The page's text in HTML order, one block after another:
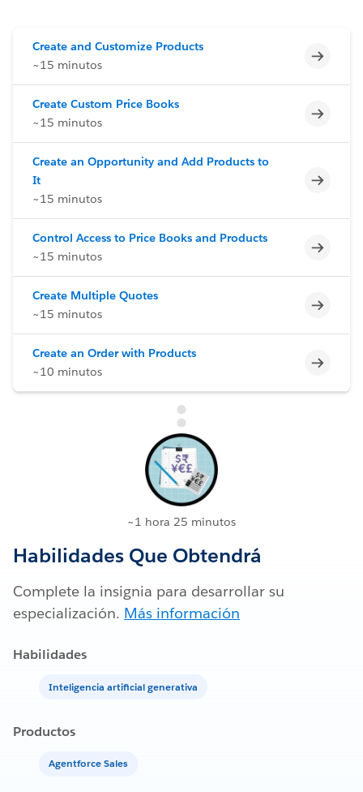
Create and Customize Products
~15 minutos
Create Custom Price Books
~15 minutos
Create an Opportunity and Add Products to
It
~15 minutos
Control Access to Price Books and Products
~15 minutos
Create Multiple Quotes
~15 minutos
Create an Order with Products
~10 minutos
~1 hora 25 minutos
Habilidades Que Obtendrá
Complete la insignia para desarrollar su
especialización. Más información
Habilidades
Inteligencia artificial generativa
Productos
Agentforce Sales